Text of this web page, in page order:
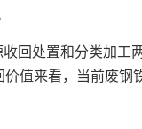
回处置和分类加工
值来看，当前废